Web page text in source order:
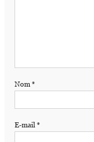
Nom*
E-mail *